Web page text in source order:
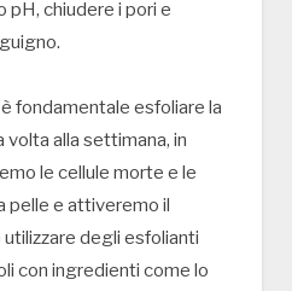
pH, chiudere i pori e
fondamentale esfoliare la
volta alla settimana, in
le cellule morte e le
pelle e attiveremo il
degli esfolianti
con ingredienti come lo